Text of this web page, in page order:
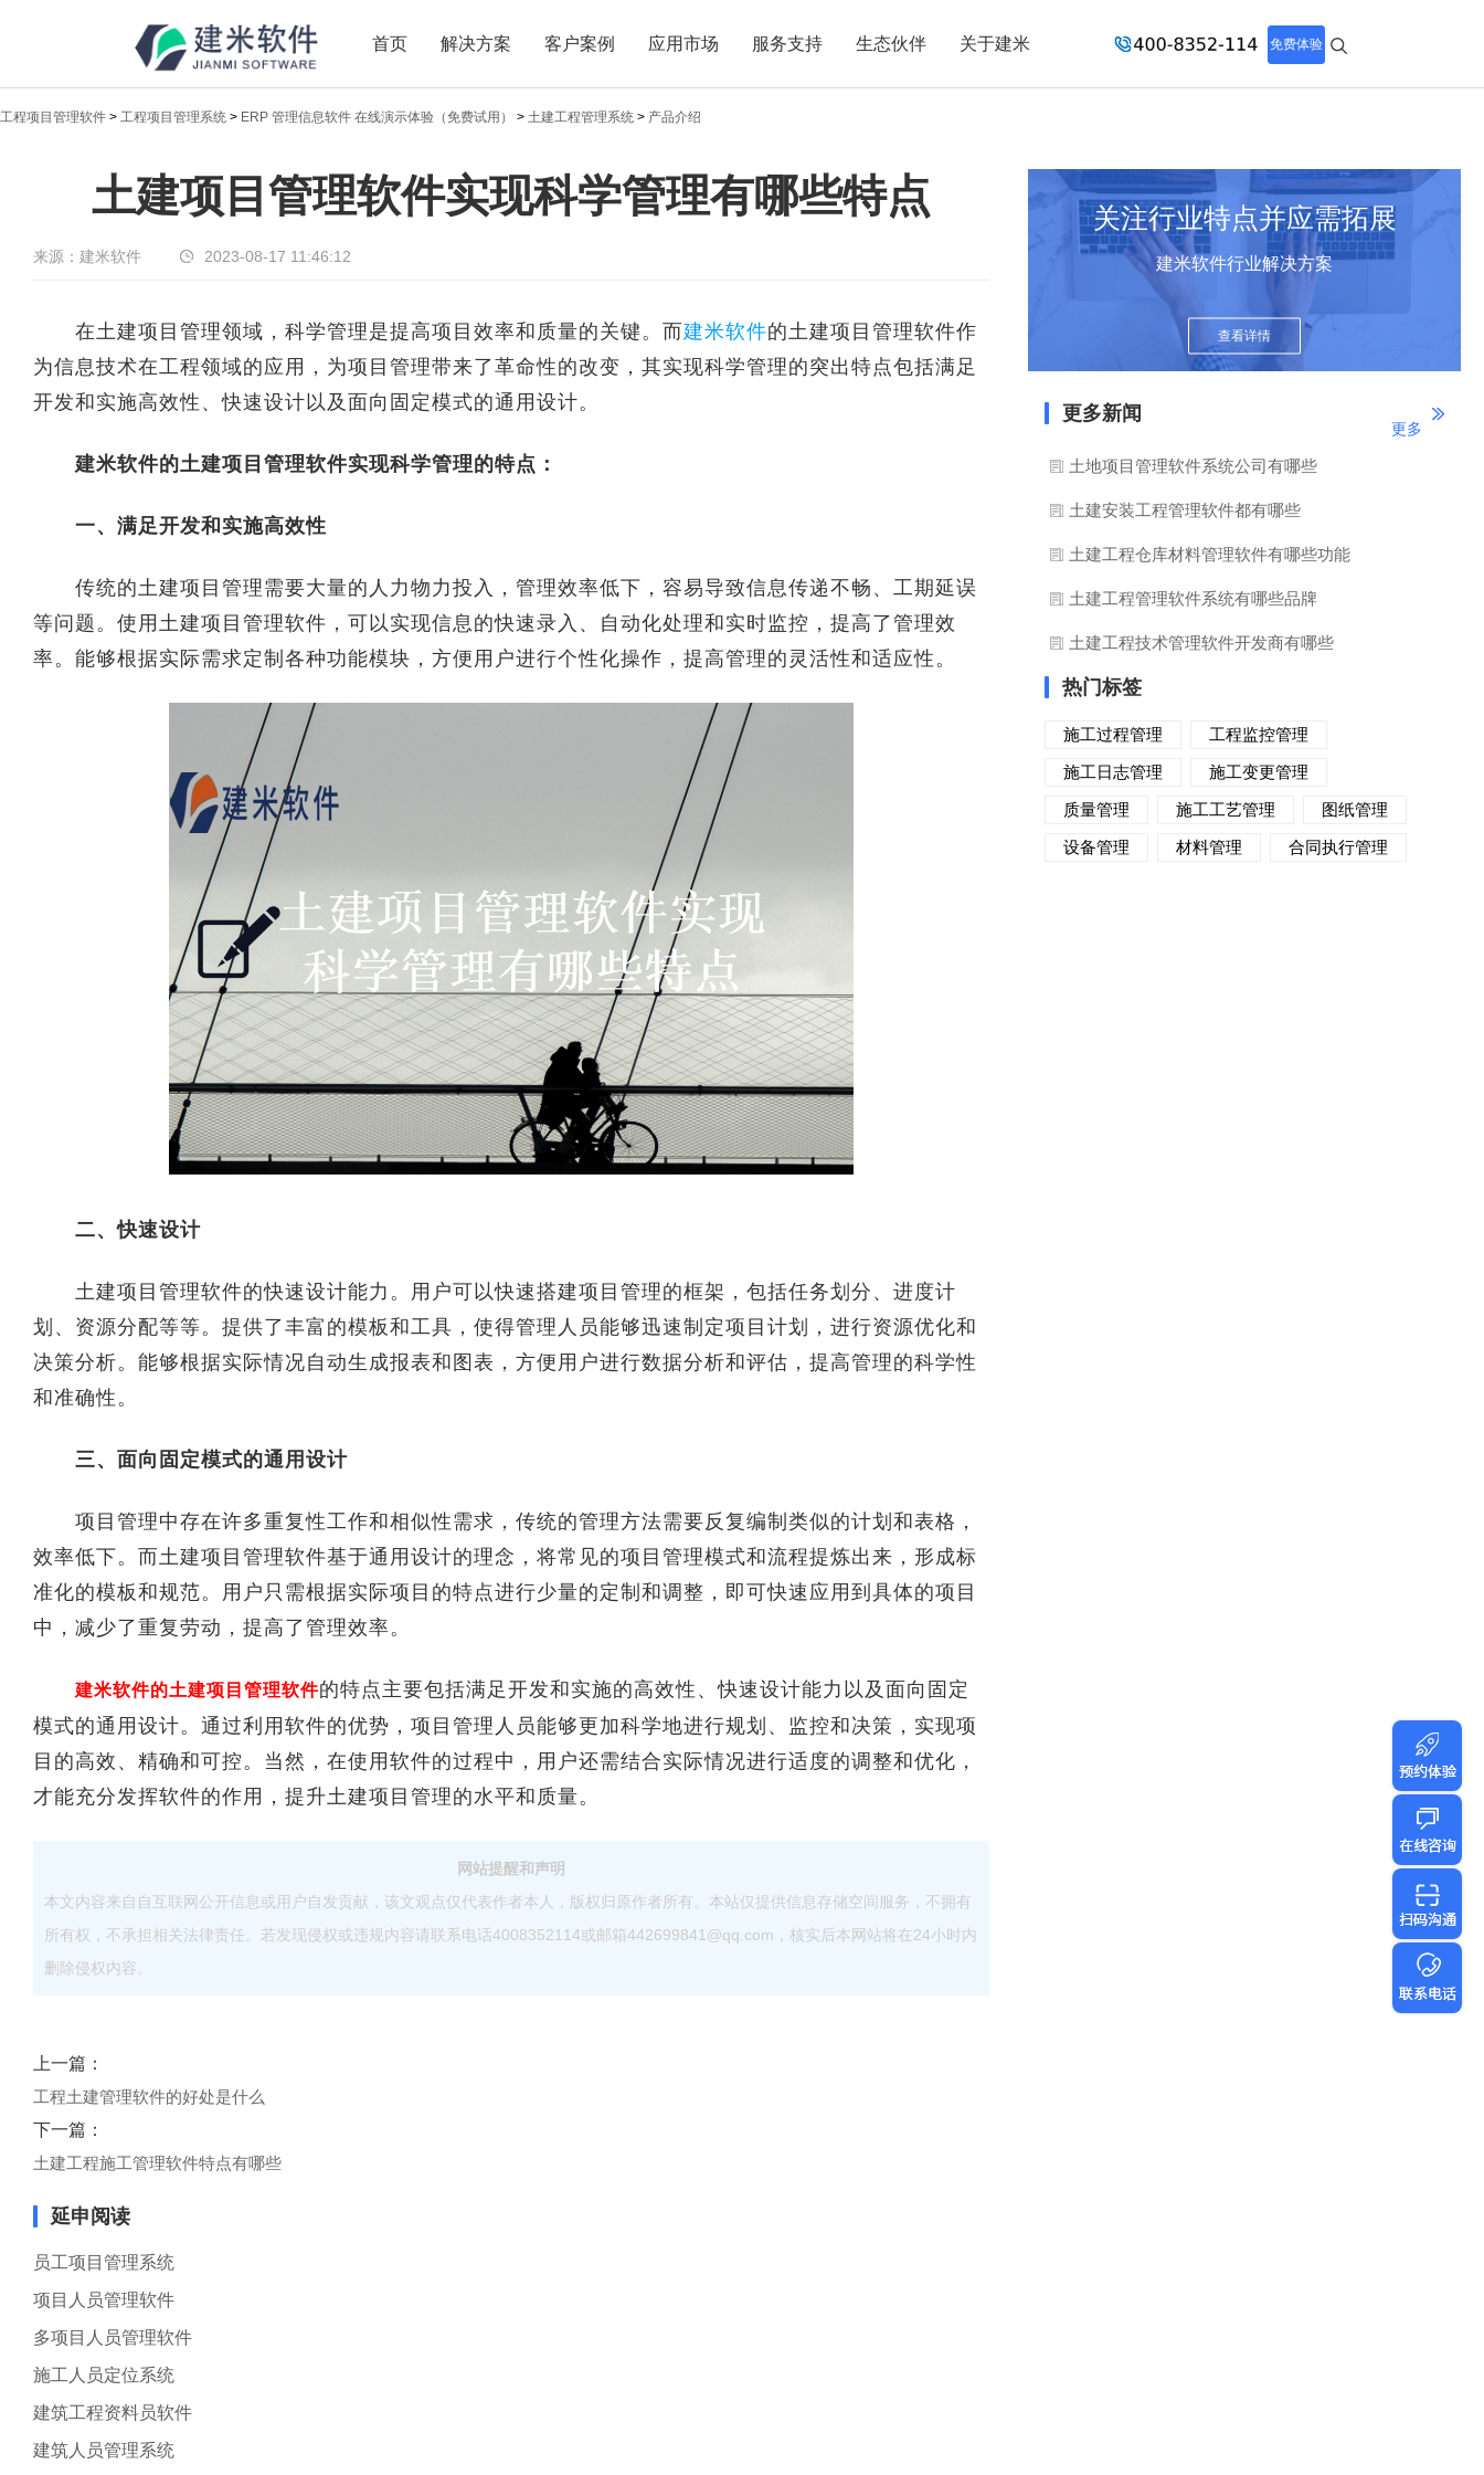
首页 解决方案 客户案例 应用市场 服务支持 生态伙伴 关于建米 免费体验
新闻中心
传递实时热点，共享商业价值
工程项目管理软件 > 工程项目管理系统 > ERP 管理信息软件 在线演示体验（免费试用） > 土建工程管理系统 > 产品介绍
土建项目管理软件实现科学管理有哪些特点
来源：建米软件 2023-08-17 11:46:12
在土建项目管理领域，科学管理是提高项目效率和质量的关键。而建米软件的土建项目管理软件作
为信息技术在工程领域的应用，为项目管理带来了革命性的改变，其实现科学管理的突出特点包括满足
开发和实施高效性、快速设计以及面向固定模式的通用设计。
建米软件的土建项目管理软件实现科学管理的特点：
一、满足开发和实施高效性
传统的土建项目管理需要大量的人力物力投入，管理效率低下，容易导致信息传递不畅、工期延误
等问题。使用土建项目管理软件，可以实现信息的快速录入、自动化处理和实时监控，提高了管理效
率。能够根据实际需求定制各种功能模块，方便用户进行个性化操作，提高管理的灵活性和适应性。
二、快速设计
土建项目管理软件的快速设计能力。用户可以快速搭建项目管理的框架，包括任务划分、进度计
划、资源分配等等。提供了丰富的模板和工具，使得管理人员能够迅速制定项目计划，进行资源优化和
决策分析。能够根据实际情况自动生成报表和图表，方便用户进行数据分析和评估，提高管理的科学性
和准确性。
三、面向固定模式的通用设计
项目管理中存在许多重复性工作和相似性需求，传统的管理方法需要反复编制类似的计划和表格，
效率低下。而土建项目管理软件基于通用设计的理念，将常见的项目管理模式和流程提炼出来，形成标
准化的模板和规范。用户只需根据实际项目的特点进行少量的定制和调整，即可快速应用到具体的项目
中，减少了重复劳动，提高了管理效率。
建米软件的土建项目管理软件的特点主要包括满足开发和实施的高效性、快速设计能力以及面向固定
模式的通用设计。通过利用软件的优势，项目管理人员能够更加科学地进行规划、监控和决策，实现项
目的高效、精确和可控。当然，在使用软件的过程中，用户还需结合实际情况进行适度的调整和优化，
才能充分发挥软件的作用，提升土建项目管理的水平和质量。
网站提醒和声明
本文内容来自自互联网公开信息或用户自发贡献，该文观点仅代表作者本人，版权归原作者所有。本站仅提供信息存储空间服务，不拥有
所有权，不承担相关法律责任。若发现侵权或违规内容请联系电话4008352114或邮箱442699841@qq.com，核实后本网站将在24小时内
删除侵权内容。
上一篇：
工程土建管理软件的好处是什么
下一篇：
土建工程施工管理软件特点有哪些
延申阅读
员工项目管理系统
项目人员管理软件
多项目人员管理软件
施工人员定位系统
建筑工程资料员软件
建筑人员管理系统
关注行业特点并应需拓展
建米软件行业解决方案
查看详情
更多新闻
更多
土地项目管理软件系统公司有哪些
土建安装工程管理软件都有哪些
土建工程仓库材料管理软件有哪些功能
土建工程管理软件系统有哪些品牌
土建工程技术管理软件开发商有哪些
热门标签
施工过程管理
工程监控管理
施工日志管理
施工变更管理
质量管理
施工工艺管理
图纸管理
设备管理
材料管理 合同执行管理